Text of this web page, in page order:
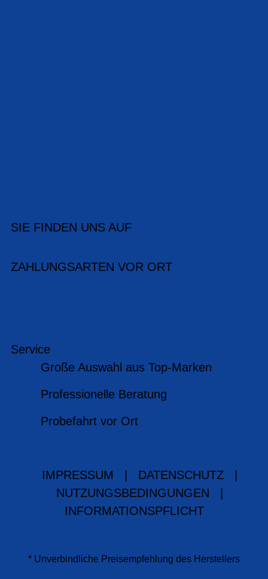
SIE FINDEN UNS AUF
ZAHLUNGSARTEN VOR ORT
Service
Große Auswahl aus Top-Marken
Professionelle Beratung
Probefahrt vor Ort
IMPRESSUM DATENSCHUTZ
NUTZUNGSBEDINGUNGEN
INFORMATIONSPFLICHT
* Unverbindliche Preisempfehlung des Herstellers